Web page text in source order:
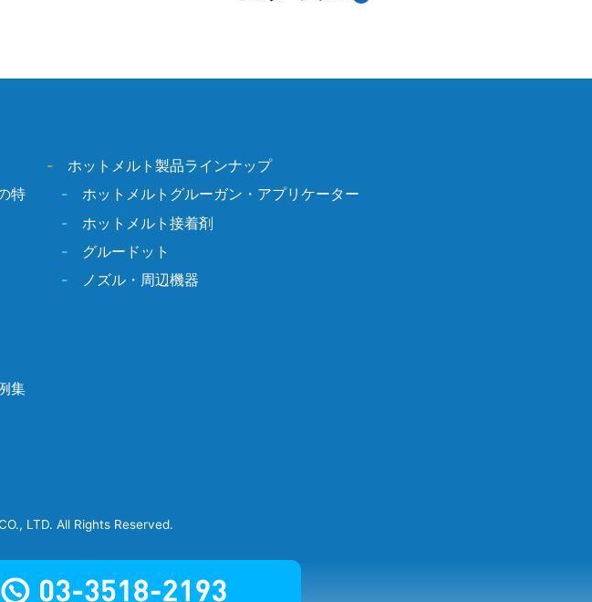
特
集
-
ホットメルト製品ラインナップ
-
ホットメルトグルーガン・アプリケーター
-
ホットメルト接着剤
-
グルードット
-
ノズル・周辺機器
LTD. All Rights Reserved.